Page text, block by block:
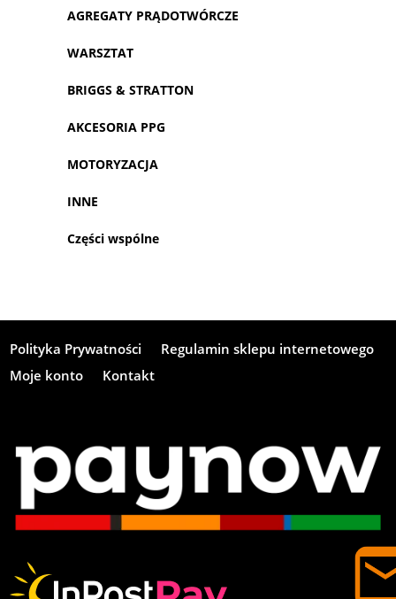
AGREGATY PRĄDOTWÓRCZE
WARSZTAT
BRIGGS & STRATTON
AKCESORIA PPG
MOTORYZACJA
INNE
Części wspólne
Polityka Prywatności
Regulamin sklepu internetowego
Moje konto
Kontakt